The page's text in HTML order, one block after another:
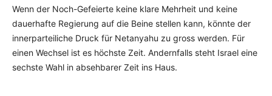
Wenn der Noch-Gefeierte keine klare Mehrheit und keine
dauerhafte Regierung auf die Beine stellen kann, könnte der
innerparteiliche Druck für Netanyahu zu gross werden. Für
einen Wechsel ist es höchste Zeit. Andernfalls steht Israel eine
sechste Wahl in absehbarer Zeit ins Haus.